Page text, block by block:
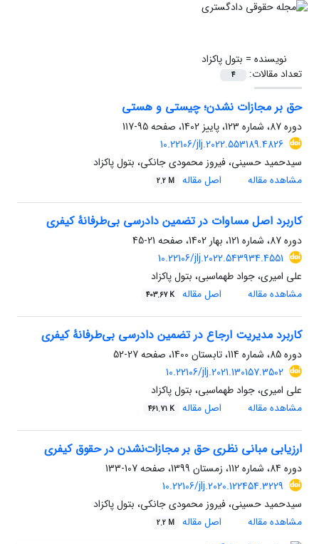
نویسنده = بتول پاکزاد
تعداد مقالات:
4
حق بر مجازات نشدن؛ چیستی و هستی
دوره 87، شماره 123، پاییز 1402، صفحه
95-117
10.22106/jlj.2022.553189.4826
سیدحمید حسینی، فیروز محمودی جانکی، بتول پاکزاد
مشاهده مقاله
اصل مقاله 2.2 M
کاربرد اصل مساوات در تضمین دادرسی بی‌طرفانۀ کیفری
دوره 87، شماره 121، بهار 1402، صفحه
21-45
10.22106/jlj.2022.543934.4551
علی امیری، جواد طهماسبی، بتول پاکزاد
مشاهده مقاله
اصل مقاله 403.67 K
کاربرد مدیریت ارجاع در تضمین دادرسی بی‌طرفانۀ کیفری
دوره 85، شماره 114، تابستان 1400، صفحه
27-52
10.22106/jlj.2021.130157.3502
علی امیری، جواد طهماسبی، بتول پاکزاد
مشاهده مقاله
اصل مقاله 461.71 K
ارزیابی مبانی نظری حق بر مجازات‌نشدن در حقوق کیفری
دوره 84، شماره 112، زمستان 1399، صفحه
107-133
10.22106/jlj.2020.122454.3229
سیدحمید حسینی، فیروز محمودی جانکی، بتول پاکزاد
مشاهده مقاله
اصل مقاله 2.2 M